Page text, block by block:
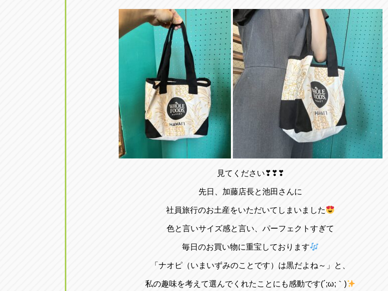
見てください❣❣❣
先日、加藤店長と池田さんに
社員旅行のお土産をいただいてしまいました
色と言いサイズ感と言い、パーフェクトすぎて
毎日のお買い物に重宝しております
「ナオピ（いまいずみのことです）は黒だよね～」と、
私の趣味を考えて選んでくれたことにも感動です(´;ω;｀)